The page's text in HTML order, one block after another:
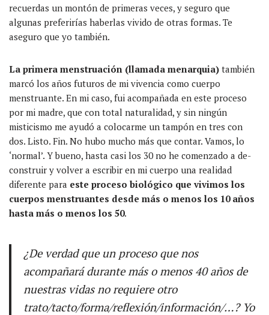
recuerdas un montón de primeras veces, y seguro que
algunas preferirías haberlas vivido de otras formas. Te
aseguro que yo también.
La primera menstruación (llamada menarquia) también
marcó los años futuros de mi vivencia como cuerpo
menstruante. En mi caso, fui acompañada en este proceso
por mi madre, que con total naturalidad, y sin ningún
misticismo me ayudó a colocarme un tampón en tres con
dos. Listo. Fin. No hubo mucho más que contar. Vamos, lo
‘normal’. Y bueno, hasta casi los 30 no he comenzado a de-
construir y volver a escribir en mi cuerpo una realidad
diferente para este proceso biológico que vivimos los
cuerpos menstruantes desde más o menos los 10 años
hasta más o menos los 50.
¿De verdad que un proceso que nos
acompañará durante más o menos 40 años de
nuestras vidas no requiere otro
trato/tacto/forma/reflexión/información/…? Yo